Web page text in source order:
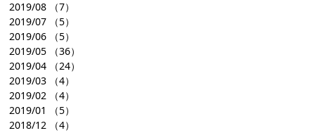
2019/08 （7）
2019/07 （5）
2019/06 （5）
2019/05 （36）
2019/04 （24）
2019/03 （4）
2019/02 （4）
2019/01
（5）
2018/12 （4）